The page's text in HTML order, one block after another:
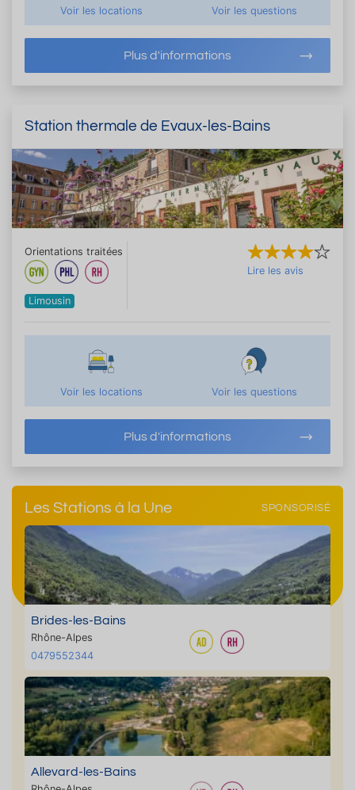
Voir les locations Voir les questions
Plus d'informations
Station thermale de Evaux-les-Bains
Orientations traitées
Limousin
Lire les avis
Voir les locations Voir les questions
Plus d'informations
Les Stations à la Une SPONSORISÉ
Brides-les-Bains
Rhône-Alpes
0479552344
Allevard-les-Bains